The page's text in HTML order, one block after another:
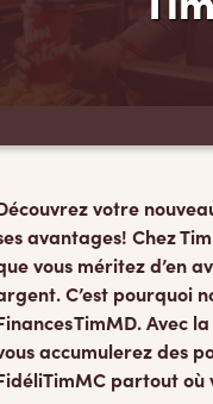
votre
avantages! Chez
vous méritez d’en
C’est pourquoi
TimMD. Avec
accumulerez des